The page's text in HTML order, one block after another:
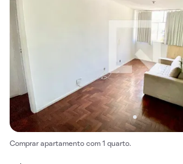
Comprar apartamento com 1 quarto.